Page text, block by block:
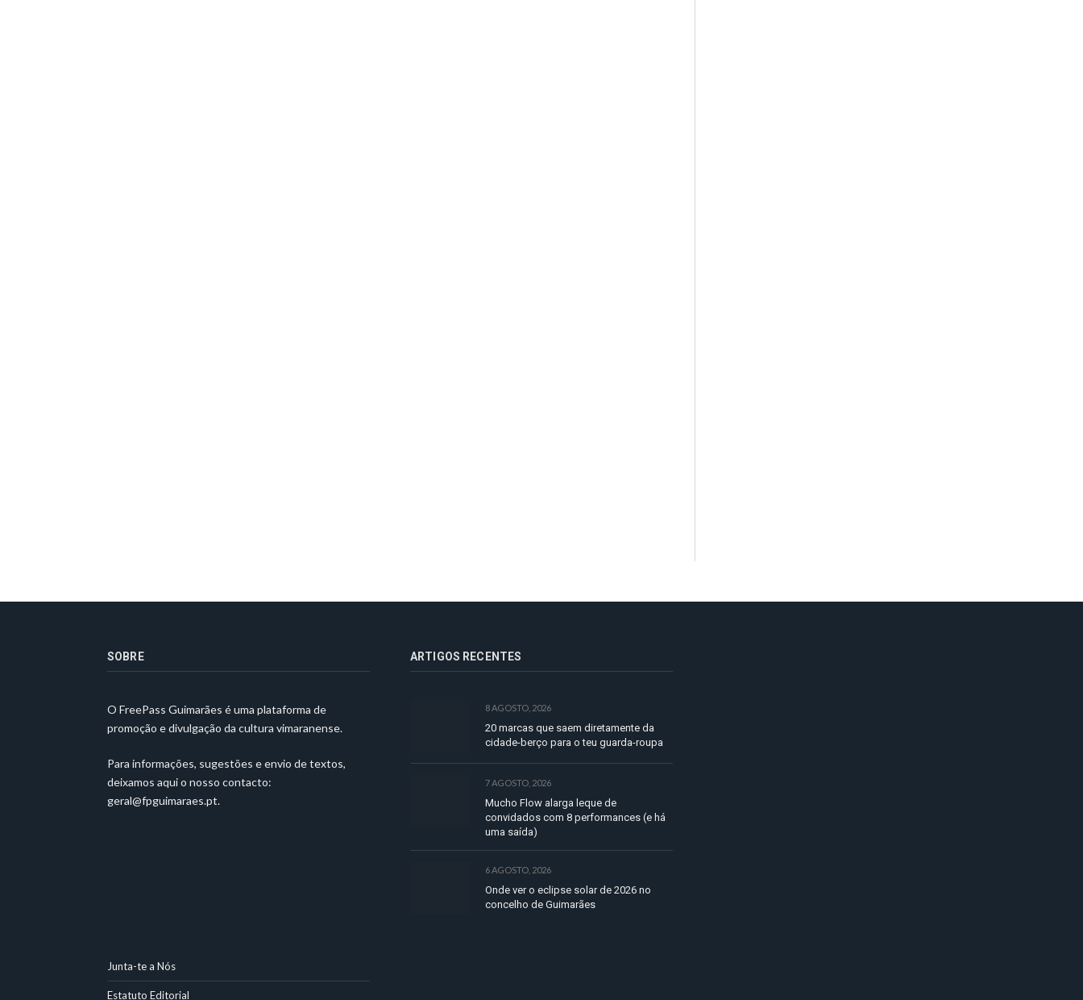
SOBRE
O FreePass Guimarães é uma plataforma de
promoção e divulgação da cultura vimaranense.
Para informações, sugestões e envio de textos,
deixamos aqui o nosso contacto:
geral@fpguimaraes.pt.
ARTIGOS RECENTES
8 AGOSTO, 2026
20 marcas que saem diretamente da
cidade-berço para o teu guarda-roupa
7 AGOSTO, 2026
Mucho Flow alarga leque de
convidados com 8 performances (e há
uma saída)
6 AGOSTO, 2026
Onde ver o eclipse solar de 2026 no
concelho de Guimarães
Junta-te a Nós
Estatuto Editorial